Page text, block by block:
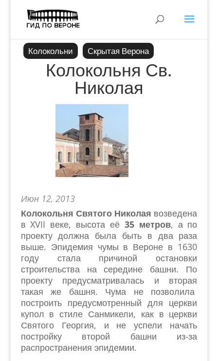
Колокольни Скрытая Верона
Колокольня Св.
Николая
Июн 12, 2013
Колокольня Святого Николая возведена
в XVII веке, высота её 35 метров, а по
проекту должна была быть в два раза
выше. Эпидемия чумы в Вероне в 1630
году стала причиной остановки
строительства на середине башни. По
проекту предусматривалась и вторая
такая же башня. Чума не позволила
построить предусмотренный для церкви
купол в стиле Санмикели, как в церкви
Святого Георгия, и не успели начать
постройку второй башни из-за
распространения эпидемии.